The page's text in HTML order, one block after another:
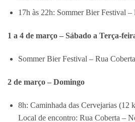
17h às 22h: Sommer Bier Festival –
1 a 4 de março – Sábado a Terça-
Sommer Bier Festival – Rua Coberta
2 de março – Domingo
8h: Caminhada das Cervejarias (12
Local de encontro: Rua Coberta –